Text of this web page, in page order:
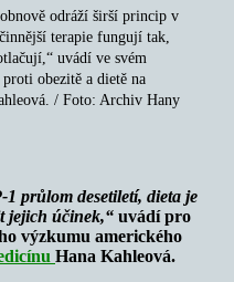
obnově odráží širší princip v
terapie fungují tak,
uvádí ve svém
obezitě a dietě na
/ Foto: Archiv Hany
průlom desetiletí, dieta je
jejich účinek,“ uvádí pro
výzkumu amerického
Hana Kahleová.